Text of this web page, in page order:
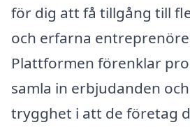
för dig att få tillgång till
och erfarna
Plattformen förenklar
samla in erbjudanden
trygghet i att de företag